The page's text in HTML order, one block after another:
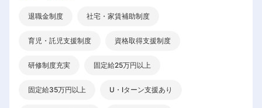
退職金制度 社宅・家賃補助制度
育児・託児支援制度 資格取得支援制度
研修制度充実 固定給25万円以上
固定給35万円以上 U・Iターン支援あり